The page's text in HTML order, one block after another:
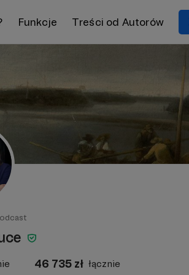
Funkcje Treści od Autorów
46 735 zł łącznie